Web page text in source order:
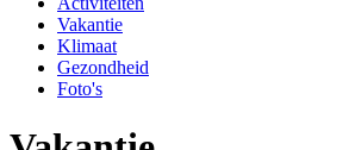
Vakantie
Klimaat
Gezondheid
Foto's